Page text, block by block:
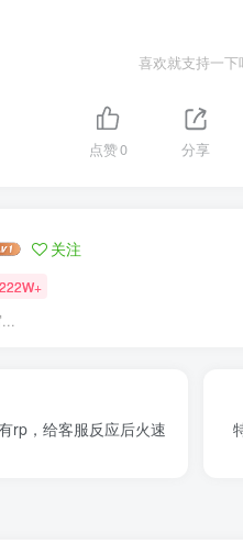
喜欢就支持一下
点赞0 分享
关注
222W+
rp，给客服反应后火速